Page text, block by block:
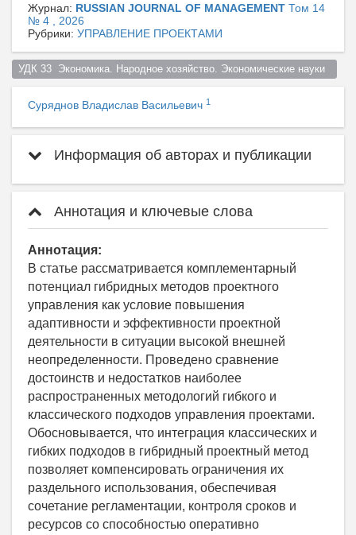
Журнал: RUSSIAN JOURNAL OF MANAGEMENT Том 14
№ 4 , 2026
Рубрики: УПРАВЛЕНИЕ ПРОЕКТАМИ
УДК 33  Экономика. Народное хозяйство. Экономические науки
Суряднов Владислав Васильевич 1
Информация об авторах и публикации
Аннотация и ключевые слова
Аннотация:
В статье рассматривается комплементарный
потенциал гибридных методов проектного
управления как условие повышения
адаптивности и эффективности проектной
деятельности в ситуации высокой внешней
неопределенности. Проведено сравнение
достоинств и недостатков наиболее
распространенных методологий гибкого и
классического подходов управления проектами.
Обосновывается, что интеграция классических и
гибких подходов в гибридный проектный метод
позволяет компенсировать ограничения их
раздельного использования, обеспечивая
сочетание регламентации, контроля сроков и
ресурсов со способностью оперативно